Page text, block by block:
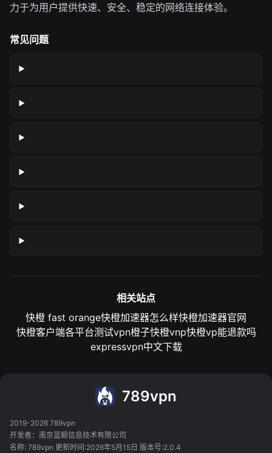
力于为用户提供快速、安全、稳定的网络连接体验。
常见问题
相关站点
快橙 fast orange快橙加速器怎么样快橙加速器官网
快橙客户端各平台测试vpn橙子快橙vnp快橙vp能退款吗
expressvpn中文下载
789vpn
2019-2026 789vpn
开发者：南京蓝鲸信息技术有限公司
名称: 789vpn 更新时间:2026年5月15日 版本号:2.0.4